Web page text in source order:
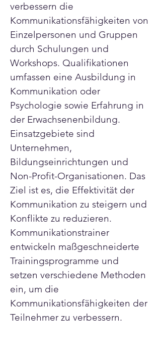
verbessern die
Kommunikationsfähigkeiten von
Einzelpersonen und Gruppen
durch Schulungen und
Workshops. Qualifikationen
umfassen eine Ausbildung in
Kommunikation oder
Psychologie sowie Erfahrung in
der Erwachsenenbildung.
Einsatzgebiete sind
Unternehmen,
Bildungseinrichtungen und
Non-Profit-Organisationen. Das
Ziel ist es, die Effektivität der
Kommunikation zu steigern und
Konflikte zu reduzieren.
Kommunikationstrainer
entwickeln maßgeschneiderte
Trainingsprogramme und
setzen verschiedene Methoden
ein, um die
Kommunikationsfähigkeiten der
Teilnehmer zu verbessern.